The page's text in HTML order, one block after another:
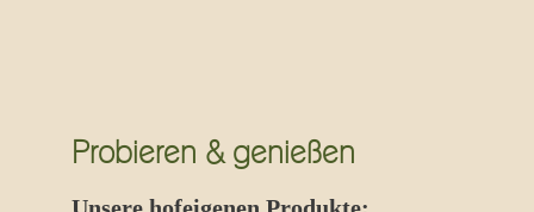
Probieren & genießen